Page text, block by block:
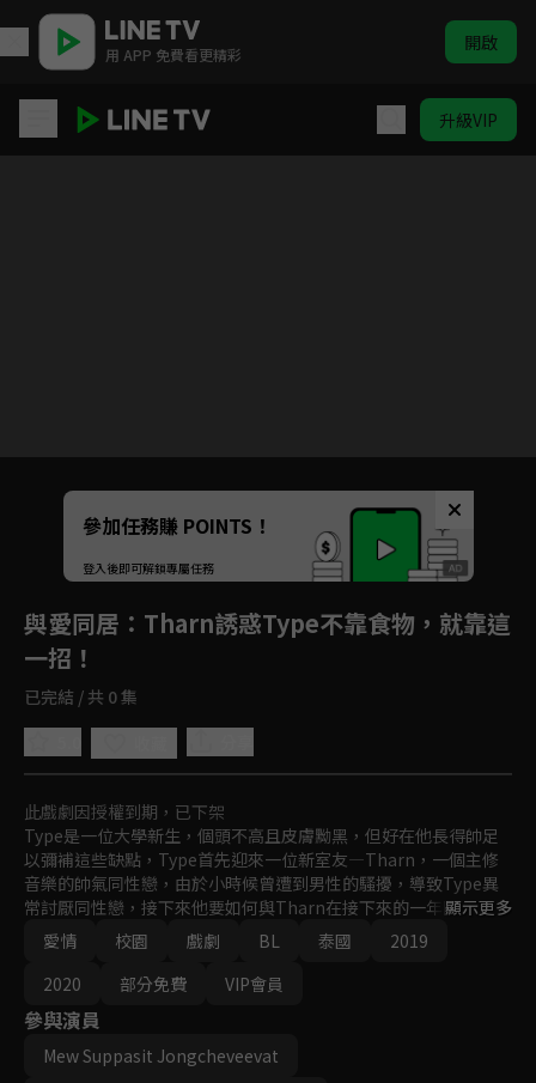
用 APP 免費看更精彩 開啟
升級VIP
Unmute
參加任務賺 POINTS！
登入後即可解鎖專屬任務
與愛同居 ：Tharn誘惑Type不靠食物，就靠這
一招！
已完結 / 共 0 集
此戲劇因授權到期，已下架
Type是一位大學新生，個頭不高且皮膚黝黑，但好在他長得帥足
以彌補這些缺點，Type首先迎來一位新室友—Tharn，一個主修
音樂的帥氣同性戀，由於小時候曾遭到男性的騷擾，導致Type異
常討厭同性戀，接下來他要如何與Tharn在接下來的一年同宿生活
呢？
顯示更多
愛情
校園 戲劇 BL 泰國
2019
2020
部分免費 VIP會員
參與演員
Mew Suppasit Jongcheveevat